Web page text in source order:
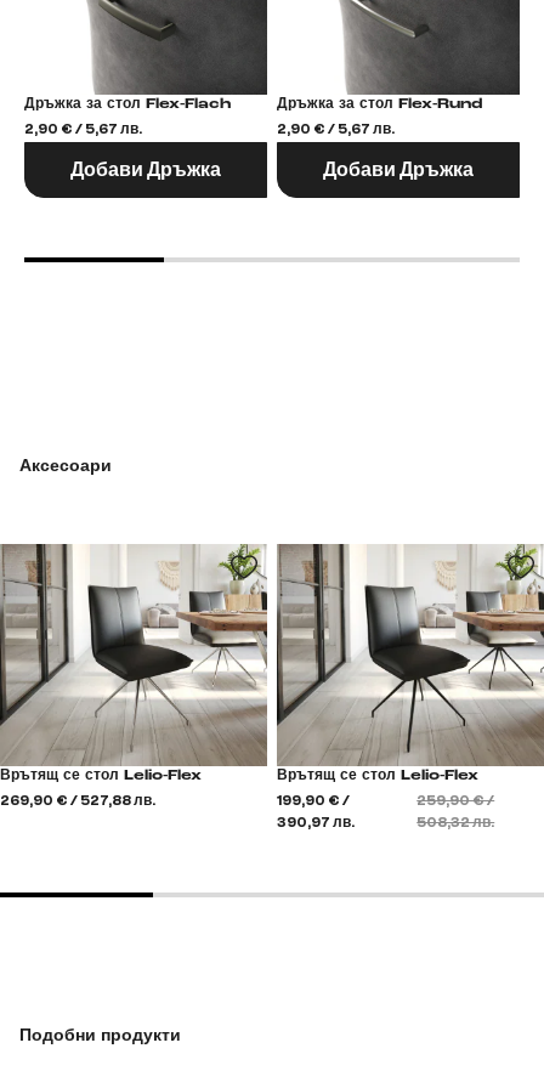
Дръжка за стол Flex-Flach
2,90 € / 5,67 лв.
Добави Дръжка
Дръжка за стол Flex-Rund
2,90 € / 5,67 лв.
Добави Дръжка
Подобни продукти
Аксесоари
Врътящ се стол Lelio-Flex
269,90 € / 527,88 лв.
Врътящ се стол Lelio-Flex
199,90 € /
390,97 лв.
259,90 € /
508,32 лв.